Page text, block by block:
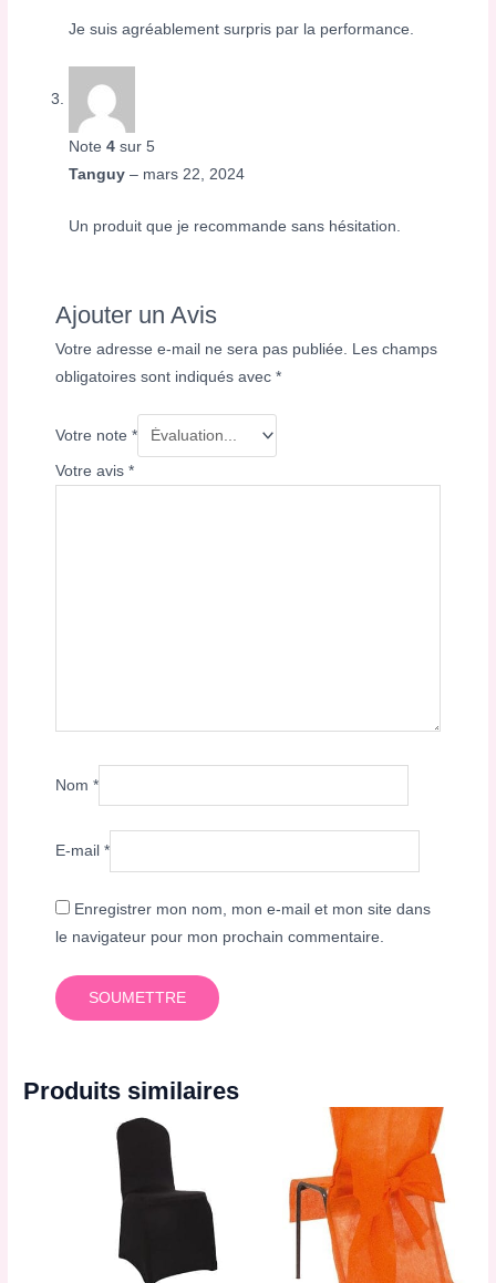
Je suis agréablement surpris par la performance.
Note4 sur 5
Tanguy– mars 22, 2024
Un produit que je recommande sans hésitation.
Ajouter un Avis
Votre adresse e-mail ne sera pas publiée.
Les champs
obligatoires sont indiqués avec*
Votre note*
Votre avis*
Nom*
E-mail*
Enregistrer mon nom, mon e-mail et mon site dans
le navigateur pour mon prochain commentaire.
Produits similaires